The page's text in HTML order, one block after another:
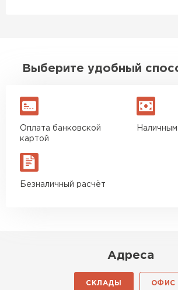
Выберите удобный
Оплата банковской
картой
Безналичный расчёт
Адреса
СКЛАДЫ ОФИС